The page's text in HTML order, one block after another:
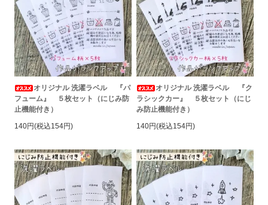
オリジナル 洗濯ラベル 『パ
フューム』 ５枚セット（にじみ防
止機能付き）
140円(税込154円)
オリジナル 洗濯ラベル 『ク
ラシックカー』 ５枚セット（にじ
み防止機能付き）
140円(税込154円)